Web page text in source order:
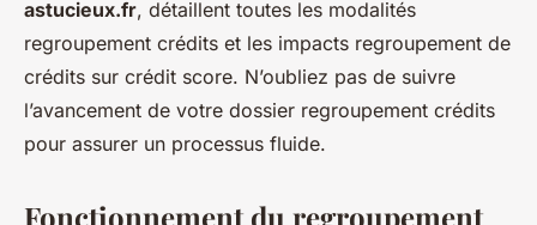
astucieux.fr, détaillent toutes les modalités
regroupement crédits et les impacts regroupement de
crédits sur crédit score. N’oubliez pas de suivre
l’avancement de votre dossier regroupement crédits
pour assurer un processus fluide.
Fonctionnement du regroupement